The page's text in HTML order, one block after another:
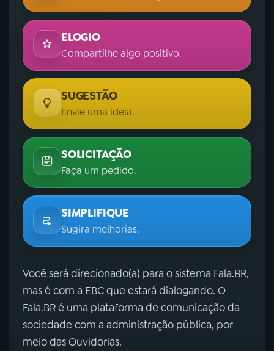
ELOGIO
Compartilhe algo positivo.
SUGESTÃO
Envie uma ideia.
SOLICITAÇÃO
Faça um pedido.
SIMPLIFIQUE
Sugira melhorias.
Você será direcionado(a) para o sistema Fala.BR,
mas é com a EBC que estará dialogando. O
Fala.BR é uma plataforma de comunicação da
sociedade com a administração pública, por
meio das Ouvidorias.